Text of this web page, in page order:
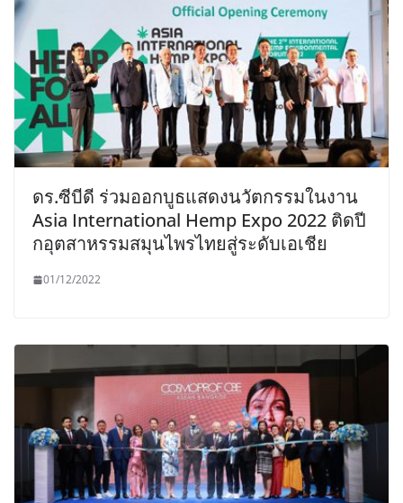
ดร.ซีบีดี ร่วมออกบูธแสดงนวัตกรรมในงาน
Asia International Hemp Expo 2022 ติดปี
กอุตสาหรรมสมุนไพรไทยสู่ระดับเอเชีย
01/12/2022